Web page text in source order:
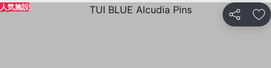
シェア お
人気施設